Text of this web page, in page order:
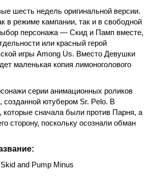
шесть недель оригинальной версии.
в режиме кампании, так и в свободной
персонажа — Скид и Памп вместе,
или красный герой
игры Among Us. Вместо Девушки
маленькая копия лимоноголового
серии анимационных роликов
созданной ютубером Sr. Pelo. В
которые сначала были против Парня, а
сторону, поскольку осознали обман
and Pump Minus